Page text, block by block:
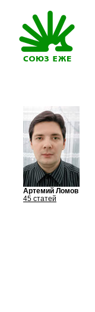
Артемий Ломов
45 статей